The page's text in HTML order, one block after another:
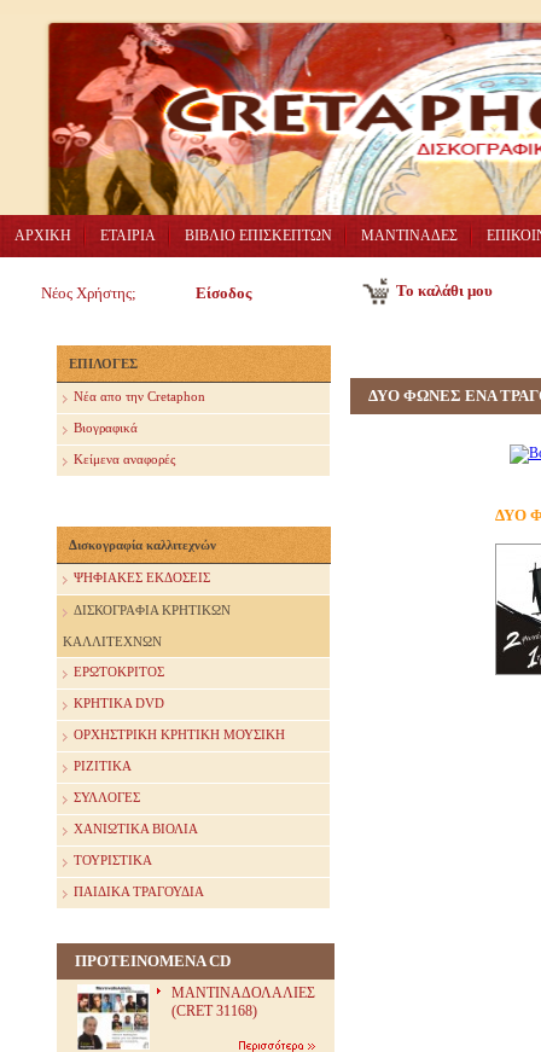
ΑΡΧΙΚΗ ΕΤΑΙΡΙΑ ΒΙΒΛΙΟ ΕΠΙΣΚΕΠΤΩΝ ΜΑΝΤΙΝΑΔΕΣ
Νέος Χρήστης; Είσοδος Το καλάθι μου
ΕΠΙΛΟΓΕΣ
Nέα απο την Cretaphon
Βιογραφικά
Κείμενα αναφορές
Δισκογραφία καλλιτεχνών
ΨΗΦΙΑΚΕΣ ΕΚΔΟΣΕΙΣ
ΔΙΣΚΟΓΡΑΦΙΑ ΚΡΗΤΙΚΩΝ
ΚΑΛΛΙΤΕΧΝΩΝ
ΕΡΩΤΟΚΡΙΤΟΣ
ΚΡΗΤΙΚΑ DVD
ΟΡΧΗΣΤΡΙΚΗ ΚΡΗΤΙΚΗ ΜΟΥΣΙΚΗ
ΡΙΖΙΤΙΚΑ
ΣΥΛΛΟΓΕΣ
ΧΑΝΙΩΤΙΚΑ ΒΙΟΛΙΑ
ΤΟΥΡΙΣΤΙΚΑ
ΠΑΙΔΙΚΑ ΤΡΑΓΟΥΔΙΑ
ΠΡΟΤΕΙΝΟΜΕΝΑ CD
ΜΑΝΤΙΝΑΔΟΛΑΛΙΕΣ
(CRET 31168)
ΔΥΟ ΦΩΝΕΣ ΕΝΑ
ΔΥΟ